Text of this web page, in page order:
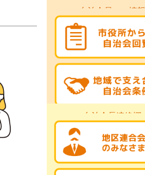
自治会員への情報
自治会長連絡欄